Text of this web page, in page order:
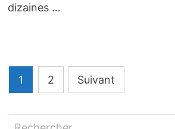
dizaines …
Pagination
des
publications
1 2 Suivant
Rechercher :